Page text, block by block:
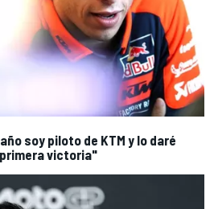
soy piloto de KTM y lo daré
victoria"